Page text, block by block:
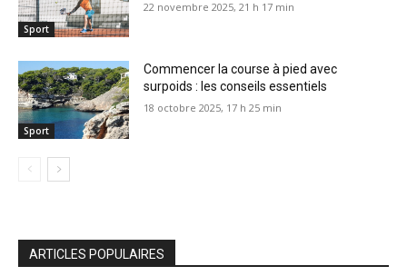
Sport
22 novembre 2025, 21 h 17 min
Sport
Commencer la course à pied avec
surpoids : les conseils essentiels
18 octobre 2025, 17 h 25 min
ARTICLES POPULAIRES